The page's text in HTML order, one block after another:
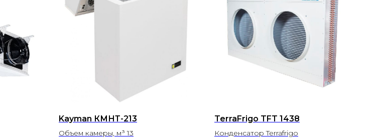
Kayman КМНТ-213
Объем камеры, м³ 13
TerraFrigo TFT 1438
Конденсатор Terrafrigo